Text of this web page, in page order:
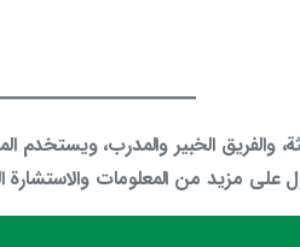
والفريق الخبير والمدرب، ويستخدم
على مزيد من المعلومات والاستشارة